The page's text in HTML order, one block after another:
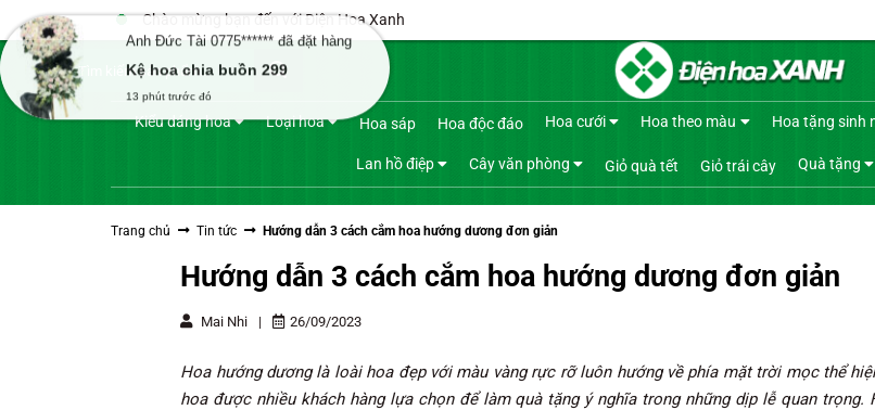
qua
nội
dung
Chào mừng bạn đến với Điện Hoa Xanh
Tìm
kiếm:
Kiểu dáng hoa Loại hoa Hoa sáp Hoa độc đáo Hoa cưới Hoa theo màu Hoa tặng sinh
Lan hồ điệp Cây văn phòng Giỏ quà tết Giỏ trái cây Quà tặng
Trang chủ Tin tức Hướng dẫn 3 cách cắm hoa hướng dương đơn giản
Hướng dẫn 3 cách cắm hoa hướng dương đơn giản
Mai Nhi | 26/09/2023
Hoa hướng dương là loài hoa đẹp với màu vàng rực rỡ luôn hướng về phía mặt trời mọc thể
hoa được nhiều khách hàng lựa chọn để làm quà tặng ý nghĩa trong những dịp lễ quan trọng.
Anh Đức Tài 0775****** đã đặt hàng
Kệ hoa chia buồn 299
13 phút trước đó